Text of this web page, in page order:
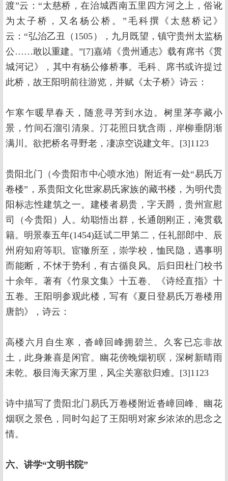
渡”云：“太慈桥，在治城西南五里四方河之上，俗讹
为太子桥，又名杨公桥。”毛科撰《太慈桥记》
云：“弘治乙丑（1505），九月既望，镇守贵州太监杨
公……敢以重建。”[7]嘉靖《贵州通志》载有席书《贯
城河记》，其中有杨公修桥事。毛科、席书或许提过
此桥，故王阳明前往游览，并赋《太子桥》诗云：
乍寒乍暖早春天，随意寻芳到水边。树里茅亭藏小
景，竹间石溜引清泉。汀花照日犹含雨，岸柳垂阴渐
满川。欲把桥名寻野老，凄凉空说建文年。[3]1123
贵阳北门（今贵阳市中心喷水池）附近有一处“易氏万
卷楼”，系贵阳文化世家易氏家族的藏书楼，为明代贵
阳标志性建筑之一。建楼者易贵，字天爵，贵州宣慰
司（今贵阳）人。幼聪悟出群，长通朗刚正，淹贯载
籍。明景泰五年(1454)廷试二甲第二，任礼部郎中、辰
州府知府等职。宦辙所至，崇学校，恤民隐，遇事明
而能断，不怵于势利，有古循良风。后归田杜门校书
十余年。著有《竹泉文集》十五卷、《诗经直指》十
五卷。王阳明参观此楼，写有《夏日登易氏万卷楼用
唐韵》，诗云：
高楼六月自生寒，沓嶂回峰拥碧兰。久客已忘非故
土，此身兼喜是闲官。幽花傍晚烟初暝，深树新晴雨
未乾。极目海天家万里，风尘关塞欲归难。[3]1123
诗中描写了贵阳北门易氏万卷楼附近沓嶂回峰、幽花
烟暝之景色，同时勾起了王阳明对家乡浓浓的思念之
情。
六、讲学“文明书院”